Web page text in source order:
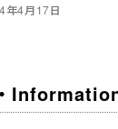
年4月17日